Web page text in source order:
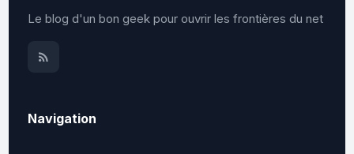
Le blog d'un bon geek pour ouvrir les frontières du net
Navigation